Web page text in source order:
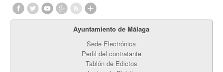
Ayuntamiento de Málaga
Sede Electrónica
Perfil del contratante
Tablón de Edictos